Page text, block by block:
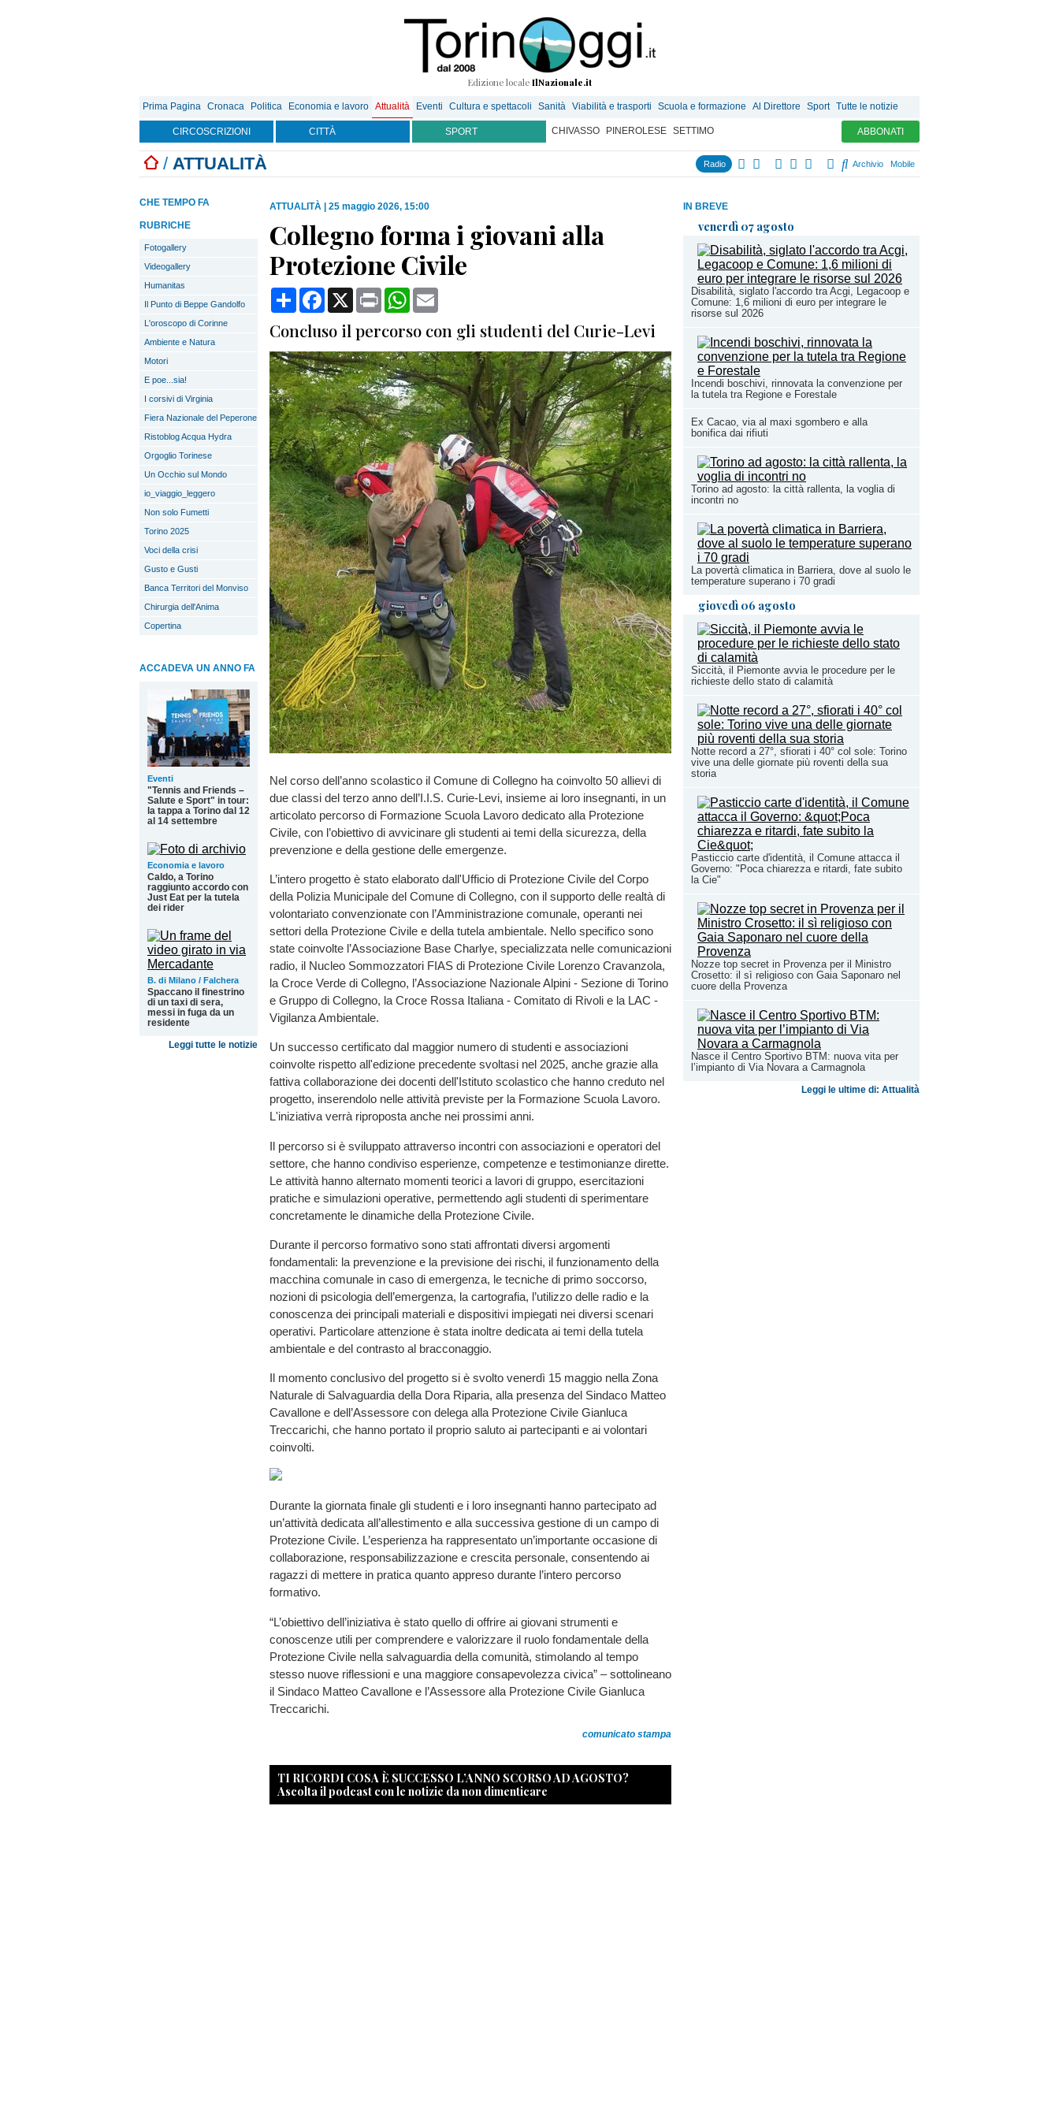
Edizione locale IlNazionale.it
Prima Pagina Cronaca Politica Economia e lavoro Attualità Eventi Cultura e spettacoli Sanità Viabilità e trasporti Scuola e formazione Al Direttore Sport Tutte le notizie
CIRCOSCRIZIONI CITTÀ SPORT CHIVASSO PINEROLESE SETTIMO ABBONATI
/ ATTUALITÀ Radio Archivio Mobile
IN BREVE
venerdì 07 agosto
Disabilità, siglato l'accordo tra Acgi, Legacoop e
Comune: 1,6 milioni di euro per integrare le
risorse sul 2026
Incendi boschivi, rinnovata la convenzione per
la tutela tra Regione e Forestale
Ex Cacao, via al maxi sgombero e alla
bonifica dai rifiuti
Torino ad agosto: la città rallenta, la voglia di
incontri no
La povertà climatica in Barriera, dove al suolo le
temperature superano i 70 gradi
giovedì 06 agosto
Siccità, il Piemonte avvia le procedure per le
richieste dello stato di calamità
Notte record a 27°, sfiorati i 40° col sole: Torino
vive una delle giornate più roventi della sua
storia
Pasticcio carte d'identità, il Comune attacca il
Governo: "Poca chiarezza e ritardi, fate subito
la Cie"
Nozze top secret in Provenza per il Ministro
Crosetto: il sì religioso con Gaia Saponaro nel
cuore della Provenza
Nasce il Centro Sportivo BTM: nuova vita per
l’impianto di Via Novara a Carmagnola
Leggi le ultime di: Attualità
CHE TEMPO FA
RUBRICHE
Fotogallery
Videogallery
Humanitas
Il Punto di Beppe Gandolfo
L'oroscopo di Corinne
Ambiente e Natura
Motori
E poe...sia!
I corsivi di Virginia
Fiera Nazionale del Peperone
Ristoblog Acqua Hydra
Orgoglio Torinese
Un Occhio sul Mondo
io_viaggio_leggero
Non solo Fumetti
Torino 2025
Voci della crisi
Gusto e Gusti
Banca Territori del Monviso
Chirurgia dell'Anima
Copertina
ACCADEVA UN ANNO FA
Eventi
"Tennis and Friends –
Salute e Sport" in tour:
la tappa a Torino dal 12
al 14 settembre
Economia e lavoro
Caldo, a Torino
raggiunto accordo con
Just Eat per la tutela
dei rider
B. di Milano / Falchera
Spaccano il finestrino
di un taxi di sera,
messi in fuga da un
residente
Leggi tutte le notizie
ATTUALITÀ 25 maggio 2026, 15:00
Collegno forma i giovani alla
Protezione Civile
CondividiFacebook
X Print WhatsApp
Concluso il percorso con gli studenti del Curie-Levi
Nel corso dell’anno scolastico il Comune di Collegno ha coinvolto 50 allievi di
due classi del terzo anno dell’I.I.S. Curie-Levi, insieme ai loro insegnanti, in un
articolato percorso di Formazione Scuola Lavoro dedicato alla Protezione
Civile, con l’obiettivo di avvicinare gli studenti ai temi della sicurezza, della
prevenzione e della gestione delle emergenze.
L’intero progetto è stato elaborato dall'Ufficio di Protezione Civile del Corpo
della Polizia Municipale del Comune di Collegno, con il supporto delle realtà di
volontariato convenzionate con l’Amministrazione comunale, operanti nei
settori della Protezione Civile e della tutela ambientale. Nello specifico sono
state coinvolte l’Associazione Base Charlye, specializzata nelle comunicazioni
radio, il Nucleo Sommozzatori FIAS di Protezione Civile Lorenzo Cravanzola,
la Croce Verde di Collegno, l’Associazione Nazionale Alpini - Sezione di Torino
e Gruppo di Collegno, la Croce Rossa Italiana - Comitato di Rivoli e la LAC -
Vigilanza Ambientale.
Un successo certificato dal maggior numero di studenti e associazioni
coinvolte rispetto all'edizione precedente svoltasi nel 2025, anche grazie alla
fattiva collaborazione dei docenti dell'Istituto scolastico che hanno creduto nel
progetto, inserendolo nelle attività previste per la Formazione Scuola Lavoro.
L'iniziativa verrà riproposta anche nei prossimi anni.
Il percorso si è sviluppato attraverso incontri con associazioni e operatori del
settore, che hanno condiviso esperienze, competenze e testimonianze dirette.
Le attività hanno alternato momenti teorici a lavori di gruppo, esercitazioni
pratiche e simulazioni operative, permettendo agli studenti di sperimentare
concretamente le dinamiche della Protezione Civile.
Durante il percorso formativo sono stati affrontati diversi argomenti
fondamentali: la prevenzione e la previsione dei rischi, il funzionamento della
macchina comunale in caso di emergenza, le tecniche di primo soccorso,
nozioni di psicologia dell’emergenza, la cartografia, l’utilizzo delle radio e la
conoscenza dei principali materiali e dispositivi impiegati nei diversi scenari
operativi. Particolare attenzione è stata inoltre dedicata ai temi della tutela
ambientale e del contrasto al bracconaggio.
Il momento conclusivo del progetto si è svolto venerdì 15 maggio nella Zona
Naturale di Salvaguardia della Dora Riparia, alla presenza del Sindaco Matteo
Cavallone e dell’Assessore con delega alla Protezione Civile Gianluca
Treccarichi, che hanno portato il proprio saluto ai partecipanti e ai volontari
coinvolti.
Durante la giornata finale gli studenti e i loro insegnanti hanno partecipato ad
un’attività dedicata all’allestimento e alla successiva gestione di un campo di
Protezione Civile. L’esperienza ha rappresentato un’importante occasione di
collaborazione, responsabilizzazione e crescita personale, consentendo ai
ragazzi di mettere in pratica quanto appreso durante l’intero percorso
formativo.
“L’obiettivo dell’iniziativa è stato quello di offrire ai giovani strumenti e
conoscenze utili per comprendere e valorizzare il ruolo fondamentale della
Protezione Civile nella salvaguardia della comunità, stimolando al tempo
stesso nuove riflessioni e una maggiore consapevolezza civica” – sottolineano
il Sindaco Matteo Cavallone e l’Assessore alla Protezione Civile Gianluca
Treccarichi.
comunicato stampa
TI RICORDI COSA È SUCCESSO L’ANNO SCORSO AD AGOSTO?
Ascolta il podcast con le notizie da non dimenticare